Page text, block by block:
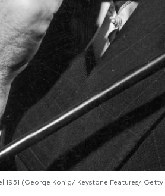
(George Konig/ Keystone Features/ Getty